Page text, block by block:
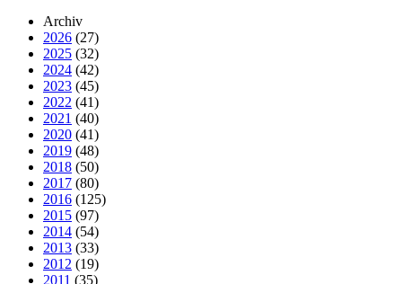
Archiv
2026 (27)
2025 (32)
2024 (42)
2023 (45)
2022 (41)
2021 (40)
2020 (41)
2019 (48)
2018 (50)
2017 (80)
2016 (125)
2015 (97)
2014 (54)
2013 (33)
2012 (19)
2011 (35)